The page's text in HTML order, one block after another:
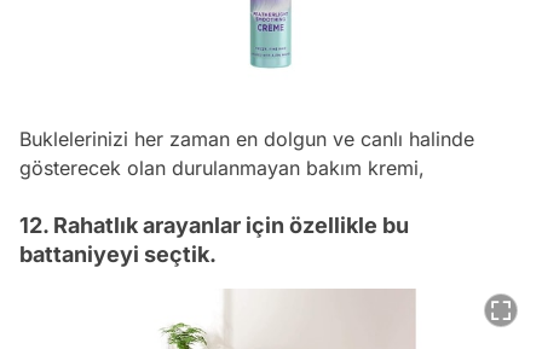
Buklelerinizi her zaman en dolgun ve canlı halinde
gösterecek olan durulanmayan bakım kremi,
12. Rahatlık arayanlar için özellikle bu
battaniyeyi seçtik.